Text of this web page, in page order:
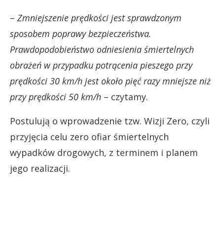
– Zmniejszenie prędkości jest sprawdzonym
sposobem poprawy bezpieczeństwa.
Prawdopodobieństwo odniesienia śmiertelnych
obrażeń w przypadku potrącenia pieszego przy
prędkości 30 km/h jest około pięć razy mniejsze niż
przy prędkości 50 km/h – czytamy.
Postulują o wprowadzenie tzw. Wizji Zero, czyli
przyjęcia celu zero ofiar śmiertelnych
wypadków drogowych, z terminem i planem
jego realizacji.